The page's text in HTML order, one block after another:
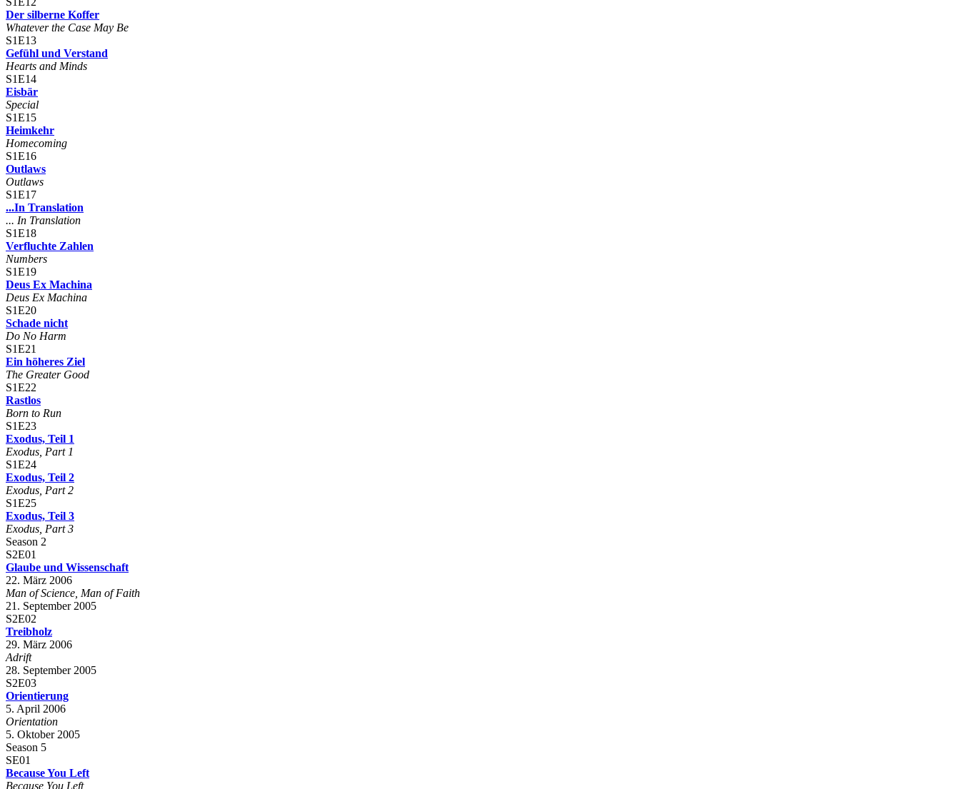
Der silberne Koffer
Whatever the Case May Be
S1E13
Gefühl und Verstand
Hearts and Minds
S1E14
Eisbär
Special
S1E15
Heimkehr
Homecoming
S1E16
Outlaws
Outlaws
S1E17
...In Translation
... In Translation
S1E18
Verfluchte Zahlen
Numbers
S1E19
Deus Ex Machina
Deus Ex Machina
S1E20
Schade nicht
Do No Harm
S1E21
Ein höheres Ziel
The Greater Good
S1E22
Rastlos
Born to Run
S1E23
Exodus, Teil 1
Exodus, Part 1
S1E24
Exodus, Teil 2
Exodus, Part 2
S1E25
Exodus, Teil 3
Exodus, Part 3
Season 2
S2E01
Glaube und Wissenschaft
22. März 2006
Man of Science, Man of Faith
21. September 2005
S2E02
Treibholz
29. März 2006
Adrift
28. September 2005
S2E03
Orientierung
5. April 2006
Orientation
5. Oktober 2005
Season 5
SE01
Because You Left
Because You Left